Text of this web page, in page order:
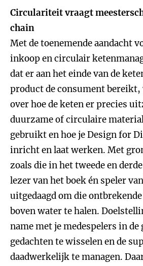
Circulariteit vraagt
chain
Met de toenemende aandacht
inkoop en circulair
dat er aan het einde van de
product de consument
over hoe de keten er precies
duurzame of circulaire
gebruikt en hoe je Design for
inricht en laat werken. Met
zoals die in het tweede en
lezer van het boek én speler
uitgedaagd om die
boven water te halen.
name met je medespelers in de
gedachten te wisselen en de
daadwerkelijk te managen.